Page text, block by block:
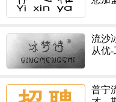
流沙
从优
普宁